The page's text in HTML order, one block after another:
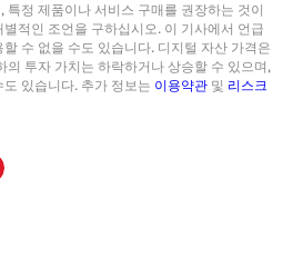
특정 제품이나 서비스 구매를 권장하는 것이
적인 조언을 구하십시오. 이 기사에서 언급
수 없을 수도 있습니다. 디지털 자산 가격은
의 투자 가치는 하락하거나 상승할 수 있으며,
있습니다. 추가 정보는 이용약관 및 리스크